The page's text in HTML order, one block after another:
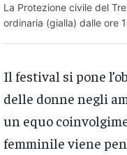
La Protezione civile del
ordinaria (gialla) dalle ore
Il festival si pone
delle donne negli
un equo
femminile viene